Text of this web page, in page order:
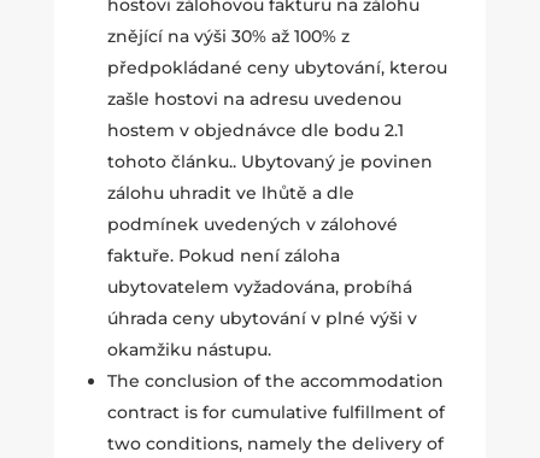
hostovi zálohovou fakturu na zálohu
znějící na výši 30% až 100% z
předpokládané ceny ubytování, kterou
zašle hostovi na adresu uvedenou
hostem v objednávce dle bodu 2.1
tohoto článku.. Ubytovaný je povinen
zálohu uhradit ve lhůtě a dle
podmínek uvedených v zálohové
faktuře. Pokud není záloha
ubytovatelem vyžadována, probíhá
úhrada ceny ubytování v plné výši v
okamžiku nástupu.
The conclusion of the accommodation
contract is for cumulative fulfillment of
two conditions, namely the delivery of